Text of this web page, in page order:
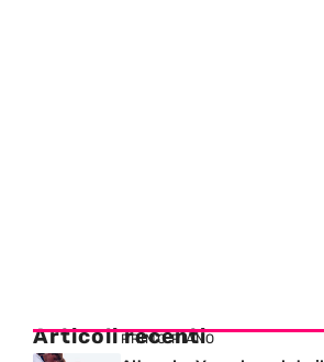
Articoli recenti
PRIMO PIANO